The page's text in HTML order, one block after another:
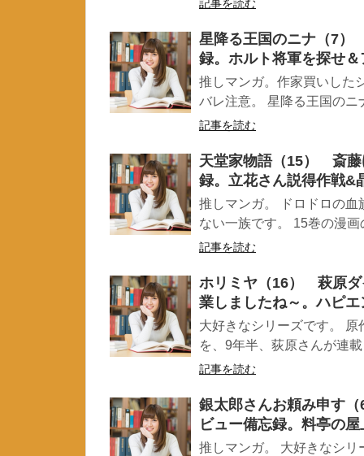
記事を読む
星降る王国のニナ（7
録。ホルト将軍を探せ
推しマンガ。作家買いした
バレ注意。 星降る王国の
記事を読む
天堂家物語（15） 斎
録。立花さん説得作戦&
推しマンガ。 ドロドロの
ない一族です。 15巻の漫
記事を読む
ホリミヤ（16） 萩原
業しましたね～。ハピエ
大好きなシリーズです。
を、9年半、荻原さんが連
記事を読む
銀太郎さんお頼み申す
ビュー備忘録。料亭の
推しマンガ。 大好きなシ